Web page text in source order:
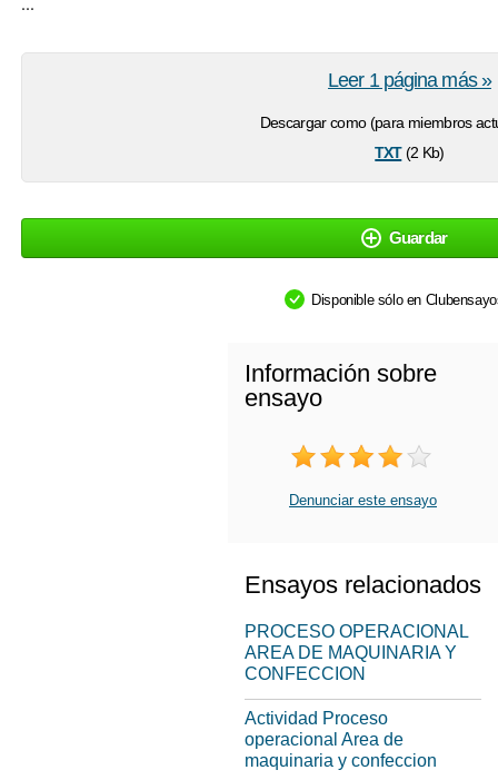
Descargar como (para miembros
txt(2 Kb)
Leer 1 página más »
Guardar
Disponible sólo en
Información sobre
ensayo
Denunciar este ensayo
Ensayos relacionados
PROCESO OPERACIONAL
AREA DE MAQUINARIA Y
CONFECCION
Actividad Proceso
operacional Area de
maquinaria y confeccion